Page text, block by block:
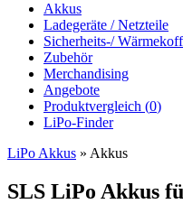
Akkus
Ladegeräte / Netzteile
Sicherheits-/
Zubehör
Merchandising
Angebote
Produktvergleich (0)
LiPo-Finder
LiPo Akkus » Akkus
SLS LiPo Akkus